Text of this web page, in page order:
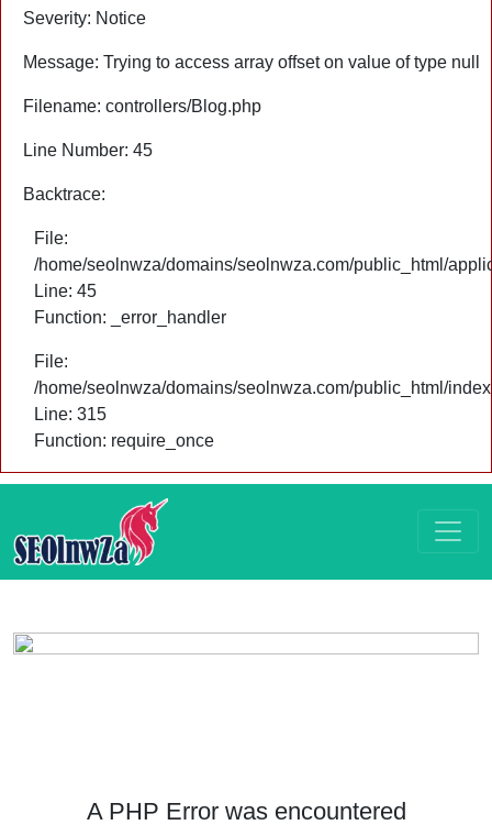
Severity: Notice
Message: Trying to access array offset on value of type null
Filename: controllers/Blog.php
Line Number: 45
Backtrace:
File:
/home/seolnwza/domains/seolnwza.com/public_html/
Line: 45
Function: _error_handler
File:
/home/seolnwza/domains/seolnwza.com/public_html/
Line: 315
Function: require_once
A PHP Error was encountered